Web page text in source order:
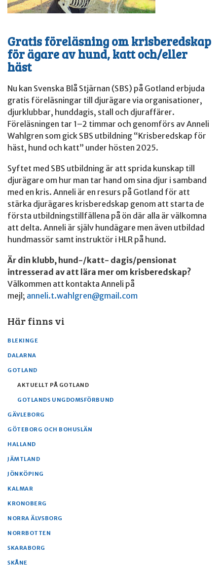
Gratis föreläsning om krisberedskap
för ägare av hund, katt och/eller
häst
Nu kan Svenska Blå Stjärnan (SBS) på Gotland erbjuda
gratis föreläsningar till djurägare via organisationer,
djurklubbar, hunddagis, stall och djuraffärer.
Föreläsningen tar 1–2 timmar och genomförs av Anneli
Wahlgren som gick SBS utbildning “Krisberedskap för
häst, hund och katt” under hösten 2025.
Syftet med SBS utbildning är att sprida kunskap till
djurägare om hur man tar hand om sina djur i samband
med en kris. Anneli är en resurs på Gotland för att
stärka djurägares krisberedskap genom att starta de
första utbildningstillfällena på ön där alla är välkomna
att delta. Anneli är själv hundägare men även utbildad
hundmassör samt instruktör i HLR på hund.
Är din klubb, hund-/katt- dagis/pensionat
intresserad av att lära mer om krisberedskap?
Välkommen att kontakta Anneli på
mejl; anneli.t.wahlgren@gmail.com
Här finns vi
BLEKINGE
DALARNA
GOTLAND
AKTUELLT PÅ GOTLAND
GOTLANDS UNGDOMSFÖRBUND
GÄVLEBORG
GÖTEBORG OCH BOHUSLÄN
HALLAND
JÄMTLAND
JÖNKÖPING
KALMAR
KRONOBERG
NORRA ÄLVSBORG
NORRBOTTEN
SKARABORG
SKÅNE